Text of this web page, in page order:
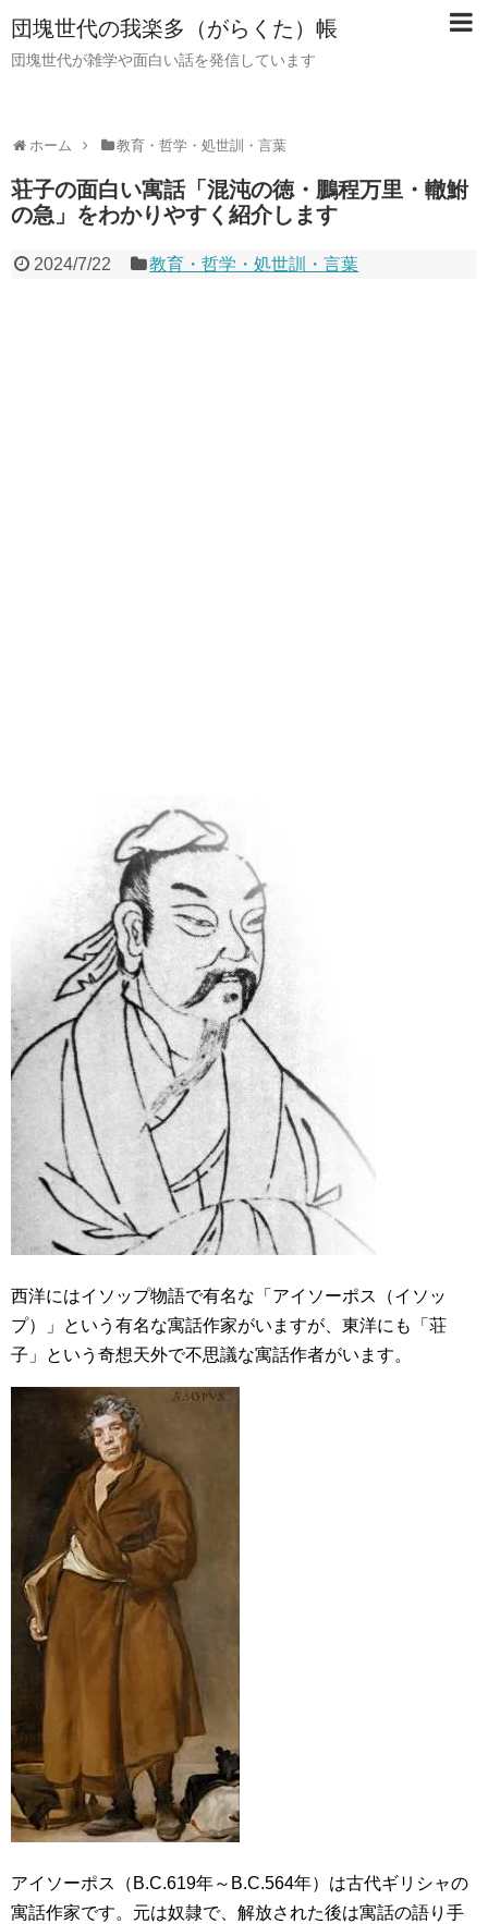
団塊世代の我楽多（がらくた）帳
団塊世代が雑学や面白い話を発信しています
ホーム 教育・哲学・処世訓・言葉
荘子の面白い寓話「混沌の徳・鵬程万里・轍鮒
の急」をわかりやすく紹介します
2024/7/22 教育・哲学・処世訓・言葉
西洋にはイソップ物語で有名な「アイソーポス（イソッ
プ）」という有名な寓話作家がいますが、東洋にも「荘
子」という奇想天外で不思議な寓話作者がいます。
アイソーポス（B.C.619年～B.C.564年）は古代ギリシャの
寓話作家です。元は奴隷で、解放された後は寓話の語り手